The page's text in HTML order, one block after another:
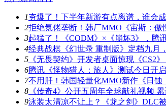
1夯爆了！下半年新游有点离谱，谁会
2拒绝氪佬垄断！韩厂MMO《宙斯：傲
3起猛了！《CODM》×《崩坏3》，腾
4经典战棋《幻世录 重制版》定档九月
5 《无畏契约》开发者桌面惊现《CS2
6腾讯《怪物猎人：旅人》测试今日开
7不用肝！韩国轻量化MMO新作《日蚀
8 《传奇4》公开五周年全球献礼视频
9泳装太清凉不让上？《龙之剑》DLC